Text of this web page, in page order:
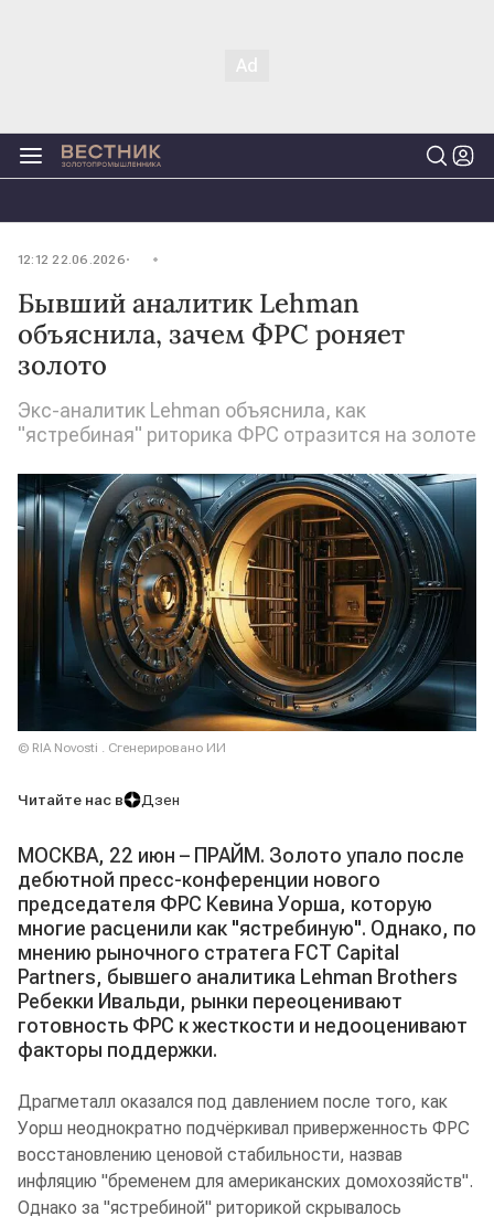
12:12 22.06.2026
Бывший аналитик Lehman
объяснила, зачем ФРС роняет
золото
Экс-аналитик Lehman объяснила, как
"ястребиная" риторика ФРС отразится на золоте
© RIA Novosti . Сгенерировано ИИ
Читайте нас в Дзен
МОСКВА, 22 июн – ПРАЙМ. Золото упало после
дебютной пресс-конференции нового
председателя ФРС Кевина Уорша, которую
многие расценили как "ястребиную". Однако, по
мнению рыночного стратега FCT Capital
Partners, бывшего аналитика Lehman Brothers
Ребекки Ивальди, рынки переоценивают
готовность ФРС к жесткости и недооценивают
факторы поддержки.
Драгметалл оказался под давлением после того, как
Уорш неоднократно подчёркивал приверженность ФРС
восстановлению ценовой стабильности, назвав
инфляцию "бременем для американских домохозяйств".
Однако за "ястребиной" риторикой скрывалось